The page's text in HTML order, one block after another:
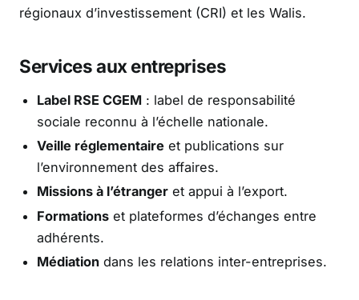
régionaux d’investissement (CRI) et les Walis.
Services aux entreprises
Label RSE CGEM: label de responsabilité
sociale reconnu à l’échelle nationale.
Veille réglementaire et publications sur
l’environnement des affaires.
Missions à l’étrangeret appui à l’export.
Formationset plateformes d’échanges entre
adhérents.
Médiationdans les relations inter-entreprises.